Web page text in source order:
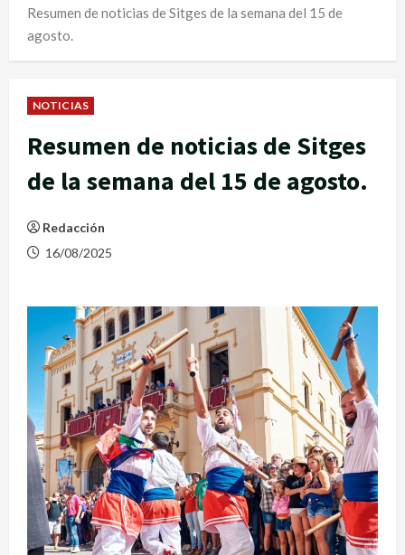
Resumen de noticias de Sitges de la semana del 15 de
agosto.
NOTICIAS
Resumen de noticias de Sitges
de la semana del 15 de agosto.
Redacción
16/08/2025